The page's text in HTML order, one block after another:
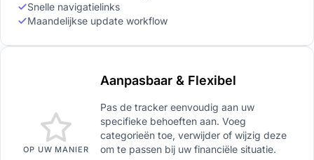
Snelle navigatielinks
Maandelijkse update workflow
OP UW MANIER
Aanpasbaar & Flexibel
Pas de tracker eenvoudig aan uw
specifieke behoeften aan. Voeg
categorieën toe, verwijder of wijzig deze
om te passen bij uw financiële situatie.